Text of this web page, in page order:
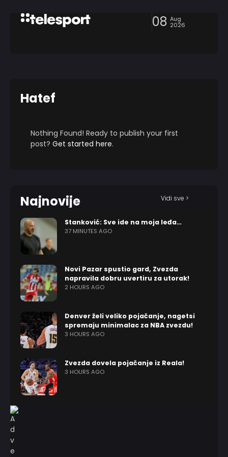
08 Aug
2026
Hatef
Nothing Found! Ready to publish your first
post? Get started here.
Najnovije Vidi sve >
Stanković: Sve ide na moja leđa…
37 MINUTES AGO
Novi Pazar spustio gard, Zvezda
napravila dobru uvertiru za utorak!
2 HOURS AGO
Denver želi veliko pojačanje, nagetsi
spremaju minimalac za NBA zvezdu!
3 HOURS AGO
Zvezda dovela pojačanje iz Reala!
3 HOURS AGO